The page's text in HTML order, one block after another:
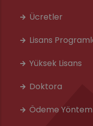
Ücretler
Lisans
Yüksek Lisans
Doktora
Ödeme